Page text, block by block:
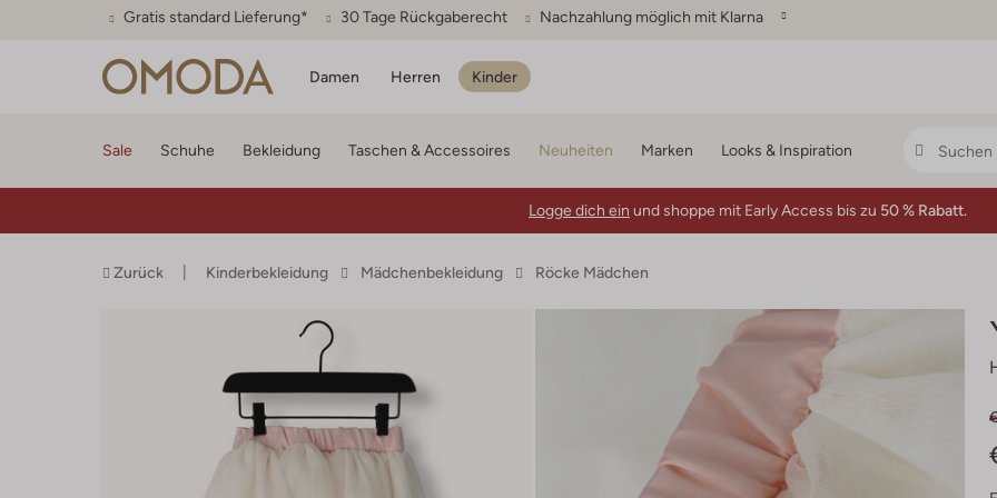
Gratis standard Lieferung* 30 Tage Rückgaberecht Nachzahlung möglich mit Klarna
Damen Herren Kinder
Sale Schuhe Bekleidung Taschen & Accessoires Neuheiten Marken Looks & Inspiration
Logge dich ein und shoppe mit Early Access bis zu 50 % Rabatt.
Zurück Kinderbekleidung Mädchenbekleidung Röcke Mädchen